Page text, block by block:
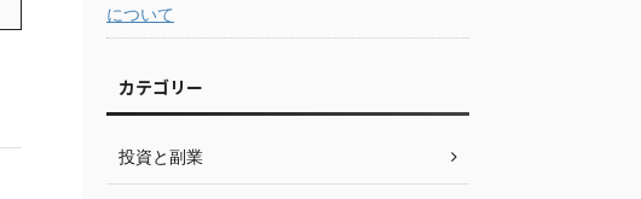
について
カテゴリー
投資と副業